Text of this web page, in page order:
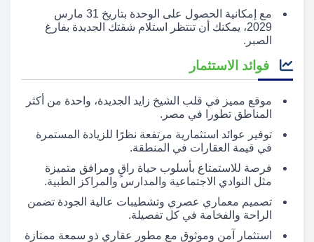
مع إمكانية الحصول على الوحدة بتاريخ 31 مارس
2029، يمكنك أن تنتظر استلام شقتك الجديدة بفارغ
الصبر.
فوائد الاستثمار
موقع مميز في قلب الشيخ زايد الجديدة، واحدة من أكثر
المناطق تطورا في مصر.
توفير عوائد استثمارية مرتفعة نظرًا للزيادة المستمرة
في قيمة العقارات في المنطقة.
فرصة للاستمتاع بأسلوب حياة راقٍ ومرافق متميزة
مثل النوادي الاجتماعية والمدارس والمراكز الطبية.
تصميم معماري عصري وتشطيبات عالية الجودة تضمن
الراحة والفخامة في كل تفصيلة.
استثمار آمن وموثوق مع مطور عقاري ذو سمعة ممتازة